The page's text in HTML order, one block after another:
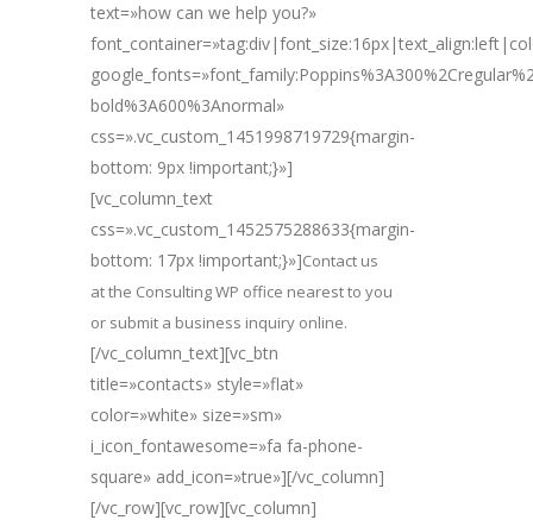
text=»how can we help you?»
bold%3A600%3Anormal»
css=».vc_custom_1451998719729{margin-
bottom: 9px !important;}»]
[vc_column_text
css=».vc_custom_1452575288633{margin-
bottom: 17px !important;}»]Contact us
at the Consulting WP office nearest to you
or submit a business inquiry online.
[/vc_column_text][vc_btn
title=»contacts» style=»flat»
color=»white» size=»sm»
i_icon_fontawesome=»fa fa-phone-
square» add_icon=»true»][/vc_column]
[/vc_row][vc_row][vc_column]